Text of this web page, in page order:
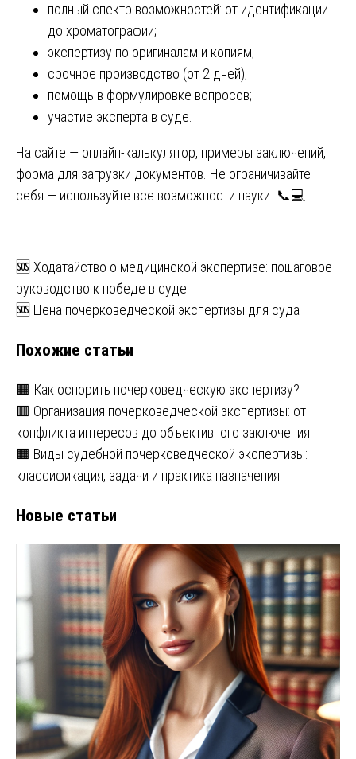
полный спектр возможностей: от идентификации
до хроматографии;
экспертизу по оригиналам и копиям;
срочное производство (от 2 дней);
помощь в формулировке вопросов;
участие эксперта в суде.
На сайте — онлайн-калькулятор, примеры заключений,
форма для загрузки документов. Не ограничивайте
себя — используйте все возможности науки. 📞💻
Навигация
по
🆘 Ходатайство о медицинской экспертизе: пошаговое
руководство к победе в суде
🆘 Цена почерковедческой экспертизы для суда
Похожие статьи
🟧 Как оспорить почерковедческую экспертизу?
🟥 Организация почерковедческой экспертизы: от
конфликта интересов до объективного заключения
🟧 Виды судебной почерковедческой экспертизы:
классификация, задачи и практика назначения
Новые статьи